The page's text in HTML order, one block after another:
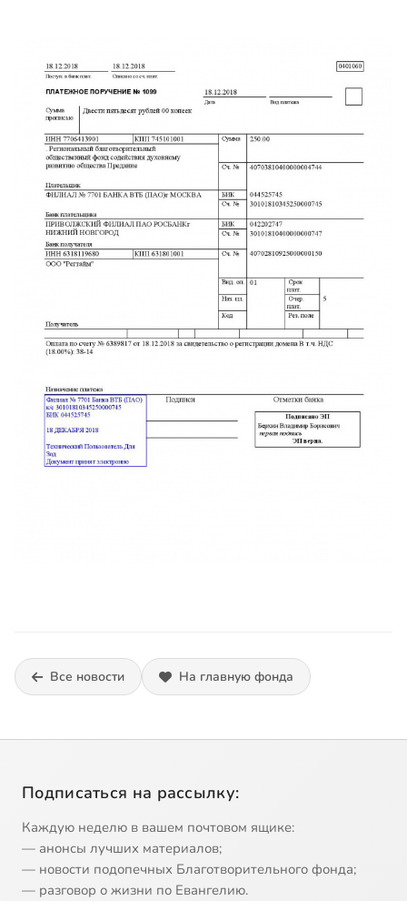
Все новости На главную фонда
Подписаться на рассылку:
Каждую неделю в вашем почтовом ящике:
— анонсы лучших материалов;
— новости подопечных Благотворительного фонда;
— разговор о жизни по Евангелию.